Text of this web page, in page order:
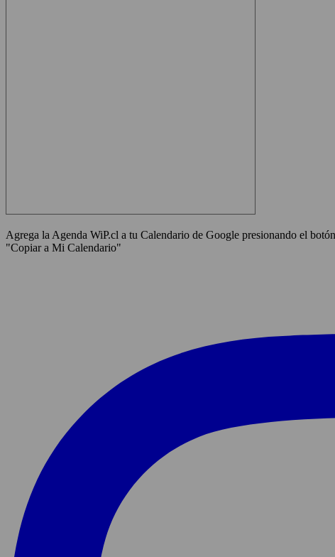
Agrega la Agenda WiP.cl a tu Calendario de Google presionando el
"Copiar a Mi Calendario"